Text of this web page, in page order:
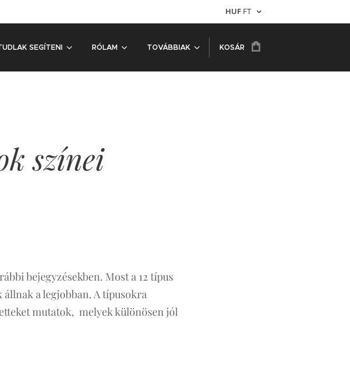
HUF FT
SEGÍTENI RÓLAM TOVÁBBIAK KOSÁR
színei
bejegyzésekben. Most a 12 típus
a legjobban. A típusokra
mutatok, melyek különösen jól